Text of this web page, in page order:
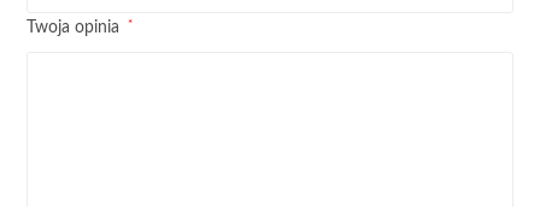
Twoja opinia *